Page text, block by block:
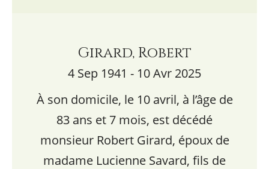
Girard, Robert
4 Sep 1941 - 10 Avr 2025
À son domicile, le 10 avril, à l’âge de
83 ans et 7 mois, est décédé
monsieur Robert Girard, époux de
madame Lucienne Savard, fils de